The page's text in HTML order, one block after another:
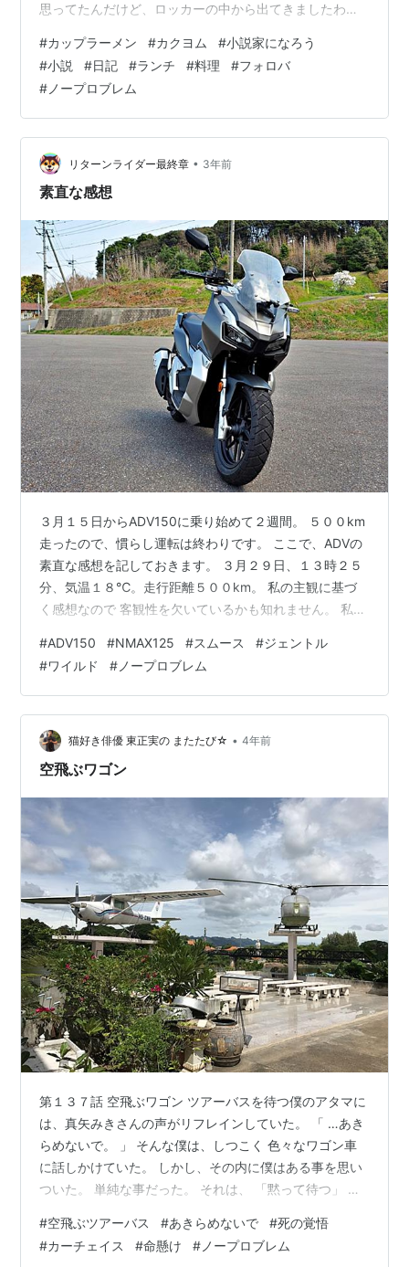
思ってたんだけど、ロッカーの中から出てきましたわｗ
いうツッコミもなく、淡々とカップ麺の在庫整理を続け
ております。 若干、かやくの色が変色している時点で賞
味期限は分かっていただけることでしょうｗｗｗ でも、
まあ、こんなのは私にとっては可愛いレベル！ ノープロ
ブレム！ ということで、スープの最後の一滴まで責任を
持って食べさせていただき…
#カップラーメン #カクヨム #小説家になろう
#小説 #日記 #ランチ #料理 #フォロバ
# ノープロブレム
リターンライダー最終章 • 3年前
素直な感想
３月１５日からADV150に乗り始めて２週間。 ５００km
走ったので、慣らし運転は終わりです。 ここで、ADVの
素直な感想を記しておきます。 ３月２９日、１３時２５
分、気温１８℃。走行距離５００km。 私の主観に基づ
く感想なので 客観性を欠いているかも知れません。 私、
思ったより高い →リアサスがほとんど沈み込まないの
で・・・ →低身長の方にはキビシイかも知れません （普
段は問題なくても、焦って立ちゴケとか心配）
（ADV160は少し低くなってるので大丈夫かも？） ２）
出足し＆中間加速は可もなく不可もない →決して速くは
ないし、遅くもない。過…
#ADV150 #NMAX125 #スムース #ジェントル
#ワイルド # ノープロブレム
猫好き俳優 東正実の またたび☆ • 4年前
空飛ぶワゴン
第１３７話 空飛ぶワゴン ツアーバスを待つ僕のアタマに
は、真矢みきさんの声がリフレインしていた。 「 …あき
らめないで。 」 そんな僕は、しつこく 色々なワゴン車
に話しかけていた。 しかし、その内に僕はある事を思い
ついた。 単純な事だった。 それは、 「黙って待つ」 と
僕だったが、一つの真実に気付いたのである。 （なんで
遅刻してるツアーバスを 俺が必死に探さなきゃならない
#空飛ぶツアーバス #あきらめないで #死の覚悟
#カーチェイス #命懸け # ノープロブレム